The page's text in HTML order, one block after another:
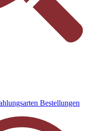
Bestellungen